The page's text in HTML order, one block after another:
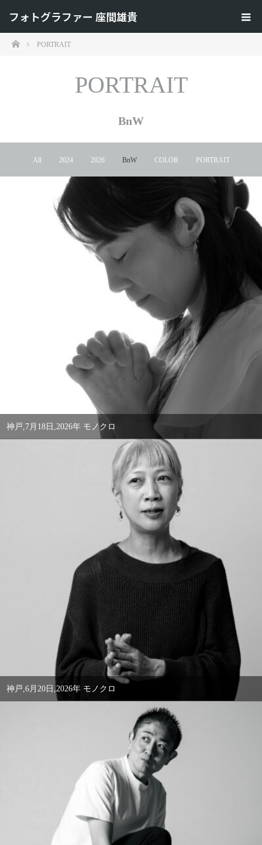
フォトグラファー 座間雄貴
ホームPORTRAIT
PORTRAIT
BnW
All 2024 2026 BnW COLOR PORTRAIT
神戸,7月18日,2026年 モノクロ
神戸,6月20日,2026年 モノクロ